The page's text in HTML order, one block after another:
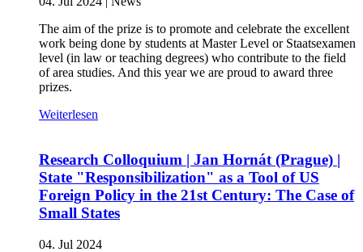
The aim of the prize is to promote and celebrate the excellent
work being done by students at Master Level or Staatsexamen
level (in law or teaching degrees) who contribute to the field
of area studies. And this year we are proud to award three
prizes.
Weiterlesen
Research Colloquium | Jan Hornát (Prague) |
State "Responsibilization" as a Tool of US
Foreign Policy in the 21st Century: The Case of
Small States
04. Jul 2024